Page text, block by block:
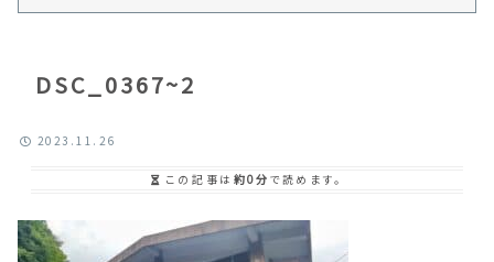
DSC_0367~2
2023.11.26
この記事は 約0分 で読めます。